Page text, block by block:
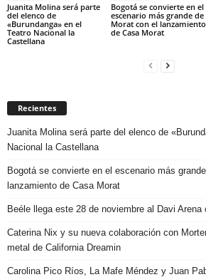
Juanita Molina será parte
del elenco de
«Burundanga» en el
Teatro Nacional la
Castellana
Bogotá se convierte en el
escenario más grande de
Morat con el lanzamiento
de Casa Morat
Recientes
Juanita Molina será parte del elenco de
Nacional la Castellana
Bogotá se convierte en el escenario más
lanzamiento de Casa Morat
Beéle llega este 28 de noviembre al Davi Arena
Caterina Nix y su nueva colaboración con
metal de California Dreamin
Carolina Pico Ríos, La Mafe Méndez y Juan